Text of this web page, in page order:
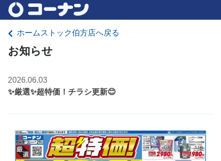
ホームストック伯方店へ戻る
お知らせ
2026.06.03
✨厳選✨超特価！チラシ更新😊